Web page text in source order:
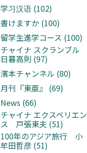
学习汉语 (102)
書けますか (100)
留学生進学コース (100)
チャイナ スクランブル
日暮高則 (97)
濱本チャンネル (80)
月刊『東亜』 (69)
News (66)
チャイナ エクスペリエン
ス 戸張東夫 (51)
100年のアジア旅行 小
牟田哲彦 (51)